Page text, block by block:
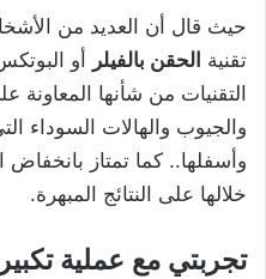
حيث قال أن العديد من
تقنية الحقن بالفيلر
أو
التقنيات من شأنها المعاونة
والجيوب والهالات السوداء
وأسفلها.. كما تمتاز
خلالها على النتائج المبهرة.
تجربتي مع عملية